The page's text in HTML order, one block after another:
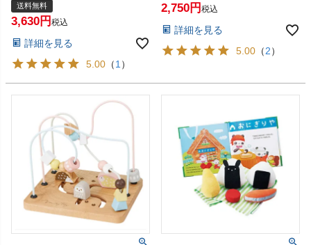
布のおもちゃ ふわふわトーイ
知育 ベビー 出産祝い どうぶつ
(6055780)
送料無料
3,630 税込
詳細を見る
5.00 （1 ）
【Ed.Inter エドインター GENI
産祝い】【SBT】 (6028965)
2,750 税込
詳細を見る
5.00 （2）